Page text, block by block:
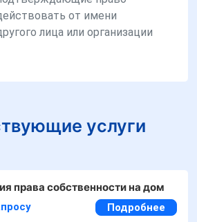
от имени
лица или организации
услуги
права собственности на дом
Подробнее